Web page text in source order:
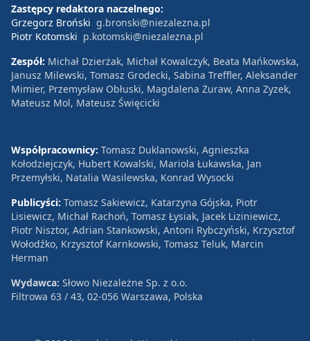
Zastępcy redaktora naczelnego:
Grzegorz Broński g.bronski@niezalezna.pl
Piotr Kotomski p.kotomski@niezalezna.pl
Zespół: Michał Dzierżak, Michał Kowalczyk, Beata Mańkowska,
Janusz Milewski, Tomasz Grodecki, Sabina Treffler, Aleksander
Mimier, Przemysław Obłuski, Magdalena Żuraw, Anna Zyzek,
Mateusz Mol, Mateusz Święcicki
Współpracownicy: Tomasz Duklanowski, Agnieszka
Kołodziejczyk, Hubert Kowalski, Mariola Łukawska, Jan
Przemyłski, Natalia Wasilewska, Konrad Wysocki
Publicyści: Tomasz Sakiewicz, Katarzyna Gójska, Piotr
Lisiewicz, Michał Rachoń, Tomasz Łysiak, Jacek Liziniewicz,
Piotr Nisztor, Adrian Stankowski, Antoni Rybczyński, Krzysztof
Wołodźko, Krzysztof Karnkowski, Tomasz Teluk, Marcin
Herman
Wydawca: Słowo Niezależne Sp. z o.o.
Filtrowa 63 / 43, 02-056 Warszawa, Polska